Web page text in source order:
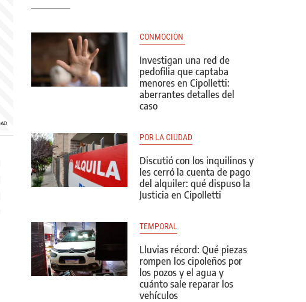
CONMOCIÓN
Investigan una red de
pedofilia que captaba
menores en Cipolletti:
aberrantes detalles del
caso
POR LA CIUDAD
Discutió con los inquilinos y
les cerró la cuenta de pago
del alquiler: qué dispuso la
Justicia en Cipolletti
TEMPORAL
Lluvias récord: Qué piezas
rompen los cipoleños por
los pozos y el agua y
cuánto sale reparar los
vehículos